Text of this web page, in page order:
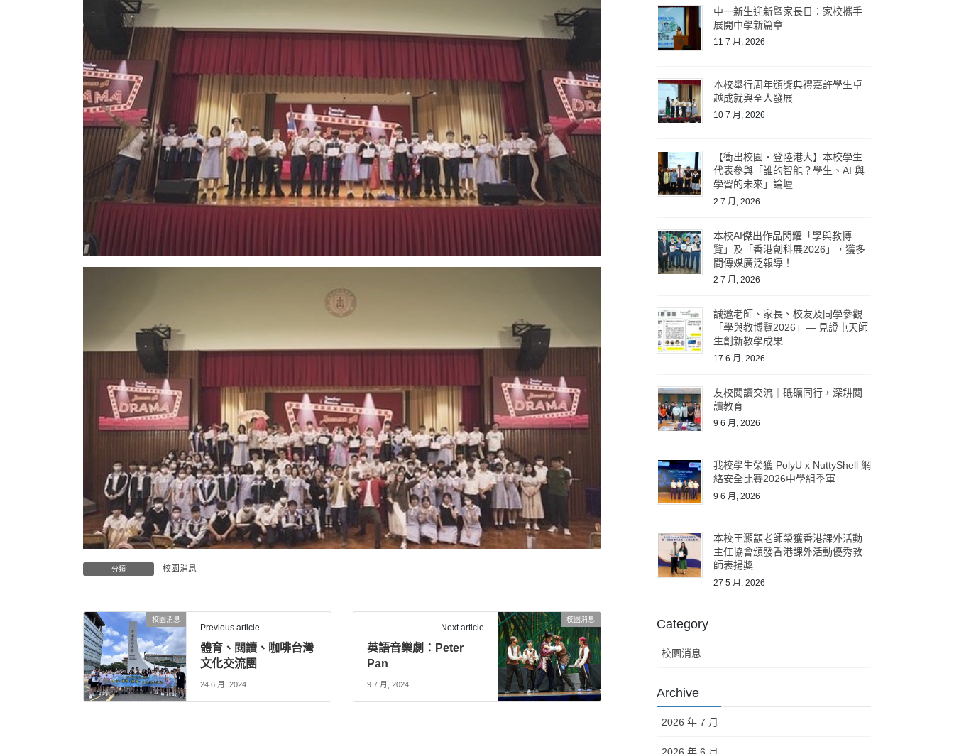
分類 校園消息
校園消息
Previous article
體育、閱讀、咖啡台灣
文化交流團
24 6 月, 2024
校園消息
Next article
英語音樂劇：Peter
Pan
9 7 月, 2024
中一新生迎新暨家長日：家校攜手
展開中學新篇章
11 7 月, 2026
本校舉行周年頒獎典禮嘉許學生卓
越成就與全人發展
10 7 月, 2026
【衝出校園・登陸港大】本校學生
代表參與「誰的智能？學生、AI 與
學習的未來」論壇
2 7 月, 2026
本校AI傑出作品閃耀「學與教博
覽」及「香港創科展2026」，獲多
間傳媒廣泛報導！
2 7 月, 2026
誠邀老師、家長、校友及同學參觀
「學與教博覽2026」— 見證屯天師
生創新教學成果
17 6 月, 2026
友校閱讀交流｜砥礪同行，深耕閱
讀教育
9 6 月, 2026
我校學生榮獲 PolyU x NuttyShell 網
絡安全比賽2026中學組季軍
9 6 月, 2026
本校王灝顓老師榮獲香港課外活動
主任協會頒發香港課外活動優秀教
師表揚獎
27 5 月, 2026
Category
校園消息
Archive
2026 年 7 月
2026 年 6 月